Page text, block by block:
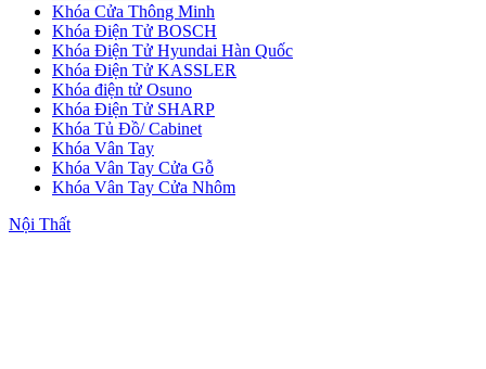
Cửa Nhựa Đài Loan
Khóa Cửa Thông Minh
Khóa Điện Tử BOSCH
Khóa Điện Tử Hyundai Hàn Quốc
Khóa Điện Tử KASSLER
Khóa điện tử Osuno
Khóa Điện Tử SHARP
Khóa Tủ Đồ/ Cabinet
Khóa Vân Tay
Khóa Vân Tay Cửa Gỗ
Khóa Vân Tay Cửa Nhôm
Nội Thất